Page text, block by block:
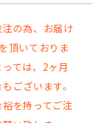
の為、お届け
頂いておりま
ては、2ヶ月
ございます。
を持ってご注